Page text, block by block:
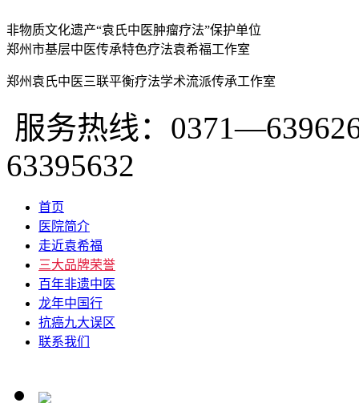
非物质文化遗产“袁氏中医肿瘤疗法”保护单位
郑州市基层中医传承特色疗法袁希福工作室
郑州袁氏中医三联平衡疗法学术流派传承工作室
服务热线：
63395632
首页
医院简介
走近袁希福
三大品牌荣誉
百年非遗中医
龙年中国行
抗癌九大误区
联系我们